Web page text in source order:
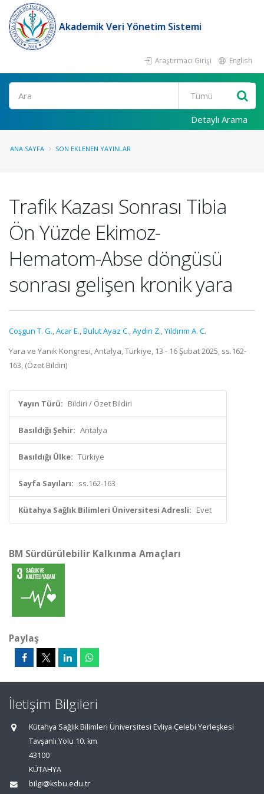
Akademik Veri Yönetim Sistemi
Araştırmacı Girişi English
Ara
Detaylı Arama
ANA SAYFA SON EKLENEN YAYINLAR
Trafik Kazası Sonrası Tibia
Ön Yüzde Ekimoz-
Hematom-Abse döngüsü
sonrası gelişen kronik yara
Coşgun T. G.,Acar E.,Bulut Ayaz C.,Aydın Z.,Yıldırım A. C.
Yara ve Yanık Kongresi, Antalya, Türkiye, 13 - 16 Şubat 2025, ss.162-
163, (Özet Bildiri)
Yayın Türü: Bildiri / Özet Bildiri
Basıldığı Şehir: Antalya
Basıldığı Ülke: Türkiye
Sayfa Sayıları: ss.162-163
Kütahya Sağlık Bilimleri Üniversitesi Adresli: Evet
BM Sürdürülebilir Kalkınma Amaçları
Paylaş
İletişim Bilgileri
Kütahya Sağlık Bilimleri Üniversitesi Evliya Çelebi Yerleşkesi
Tavşanlı Yolu 10. km
43100
KÜTAHYA
bilgi@ksbu.edu.tr